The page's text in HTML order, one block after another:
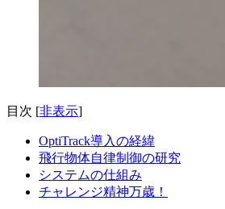
目次 [非表示]
OptiTrack導入の経緯
飛行物体自律制御の研究
システムの仕組み
チャレンジ精神万歳！